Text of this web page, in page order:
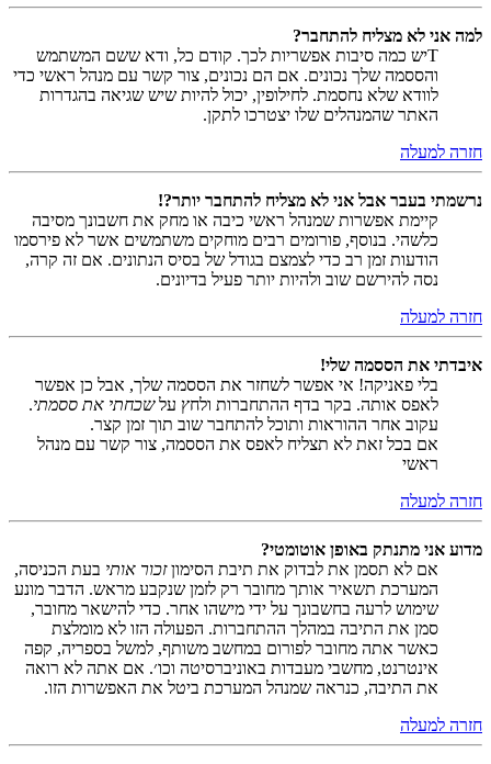
למה אני לא מצליח להתחבר?
Tיש כמה סיבות אפשריות לכך. קודם כל, ודא ששם המשתמש
והססמה שלך נכונים. אם הם נכונים, צור קשר עם מנהל ראשי כדי
לוודא שלא נחסמת. לחילופין, יכול להיות שיש שגיאה בהגדרות
האתר שהמנהלים שלו יצטרכו לתקן.
חזרה למעלה
נרשמתי בעבר אבל אני לא מצליח להתחבר יותר?!
קיימת אפשרות שמנהל ראשי כיבה או מחק את חשבונך מסיבה
כלשהי. בנוסף, פורומים רבים מוחקים משתמשים אשר לא פירסמו
הודעות זמן רב כדי לצמצם בגודל של בסיס הנתונים. אם זה קרה,
נסה להירשם שוב ולהיות יותר פעיל בדיונים.
חזרה למעלה
איבדתי את הססמה שלי!
בלי פאניקה! אי אפשר לשחזר את הססמה שלך, אבל כן אפשר
לאפס אותה. בקר בדף ההתחברות ולחץ עלשכחתי את ססמתי.
עקוב אחר ההוראות ותוכל להתחבר שוב תוך זמן קצר.
אם בכל זאת לא תצליח לאפס את הססמה, צור קשר עם מנהל
ראשי
חזרה למעלה
מדוע אני מתנתק באופן אוטומטי?
אם לא תסמן את לבדוק את תיבת הסימוןזכור אותי בעת הכניסה,
המערכת תשאיר אותך מחובר רק לזמן שנקבע מראש. הדבר מונע
שימוש לרעה בחשבונך על ידי מישהו אחר. כדי להישאר מחובר,
סמן את התיבה במהלך ההתחברות. הפעולה הזו לא מומלצת
כאשר אתה מחובר לפורום במחשב משותף, למשל בספריה, קפה
אינטרנט, מחשבי מעבדות באוניברסיטה וכו׳. אם אתה לא רואה
את התיבה, כנראה שמנהל המערכת ביטל את האפשרות הזו.
חזרה למעלה